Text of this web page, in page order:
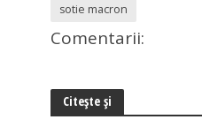
sotie macron
Comentarii:
Citește și